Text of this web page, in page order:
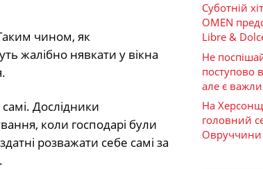
чином, як
жалібно нявкати у вікна
Дослідники
коли господарі були
розважати себе самі за
Суботній
OMEN
Libre &
Не
поступово
але є
На
головний
Овруччини